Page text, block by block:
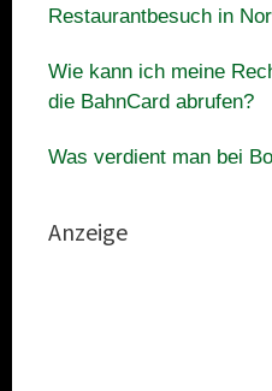
Restaurantbesuch in
Wie kann ich meine
die BahnCard abrufen?
Was verdient man bei
Anzeige